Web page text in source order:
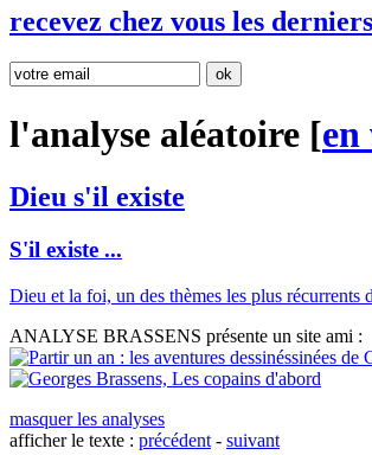
recevez chez vous les
l'analyse aléatoire [en
Dieu s'il existe
S'il existe ...
Dieu et la foi, un des thèmes les plus récurrents
ANALYSE BRASSENS présente un site ami :
masquer les analyses
afficher le texte : précédent - suivant